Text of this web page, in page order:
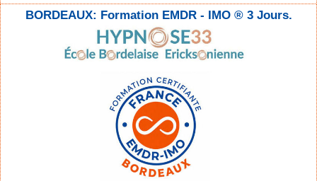
BORDEAUX: Formation EMDR - IMO ® 3 Jours.